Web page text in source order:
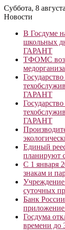
Суббота, 8
Новости
В Госдуме
школьных
ГАРАНТ
ТФОМС
ГАРАНТ
ГАРАНТ
Единый
планируют
С 1 января
знакам и
Учреждение
суточных
Банк России
Госдума
времени до